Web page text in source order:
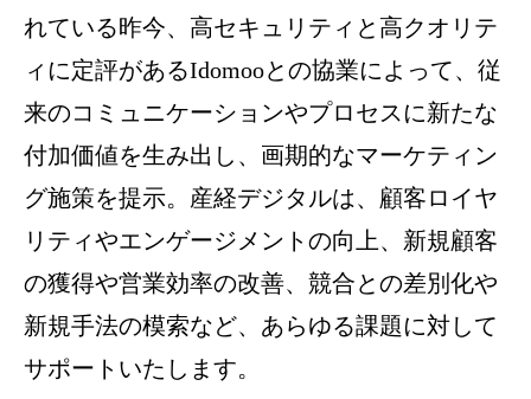
れている昨今、高セキュリティと高クオリテ
ィに定評があるIdomooとの協業によって、従
来のコミュニケーションやプロセスに新たな
付加価値を生み出し、画期的なマーケティン
グ施策を提示。産経デジタルは、顧客ロイヤ
リティやエンゲージメントの向上、新規顧客
の獲得や営業効率の改善、競合との差別化や
新規手法の模索など、あらゆる課題に対して
サポートいたします。